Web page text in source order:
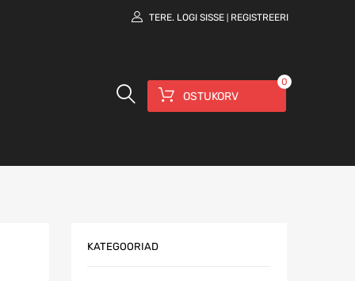
TERE. LOGI SISSE REGISTREERI
OSTUKORV
0
KATEGOORIAD